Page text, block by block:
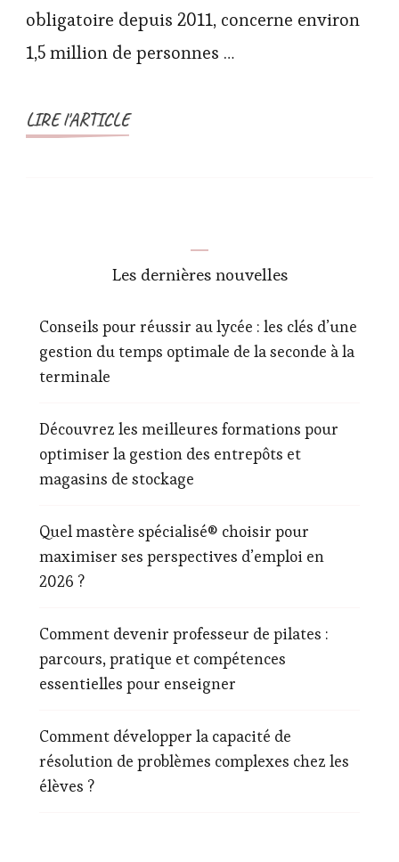
obligatoire depuis 2011, concerne environ
1,5 million de personnes …
LIRE l'ARTICLE
Les dernières nouvelles
Conseils pour réussir au lycée : les clés d’une
gestion du temps optimale de la seconde à la
terminale
Découvrez les meilleures formations pour
optimiser la gestion des entrepôts et
magasins de stockage
Quel mastère spécialisé® choisir pour
maximiser ses perspectives d’emploi en
2026 ?
Comment devenir professeur de pilates :
parcours, pratique et compétences
essentielles pour enseigner
Comment développer la capacité de
résolution de problèmes complexes chez les
élèves ?